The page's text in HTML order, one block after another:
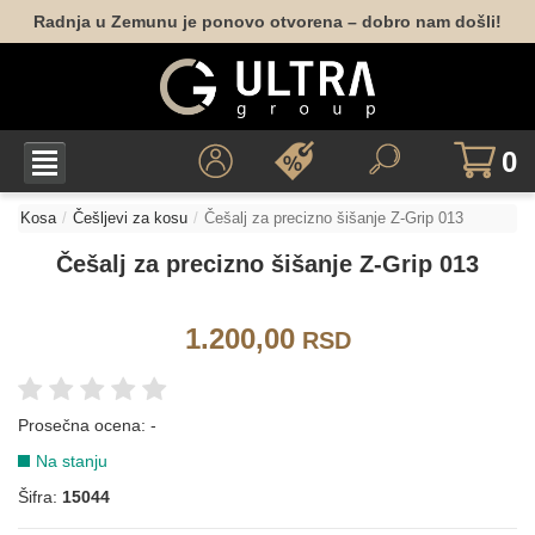
Radnja u Zemunu je ponovo otvorena – dobro nam došli!
0
Kosa Češljevi za kosu Češalj za precizno šišanje Z-Grip 013
Češalj za precizno šišanje Z-Grip 013
1.200,00RSD
Prosečna ocena: -
Na stanju
Šifra: 15044